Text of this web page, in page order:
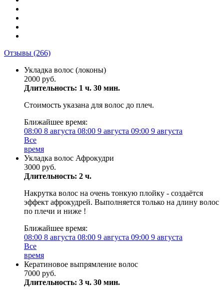
Отзывы (266)
Укладка волос (локоны)
2000 руб.
Длительность: 1 ч. 30 мин.
Стоимость указана для волос до плеч.
Ближайшее время:
08:00 8 августа 08:00 9 августа 09:00 9 августа
Все
время
Укладка волос Афрокудри
3000 руб.
Длительность: 2 ч.
Накрутка волос на очень тонкую плойку - создаётся
эффект афрокудрей. Выполняется только на длину волос
по плечи и ниже !
Ближайшее время:
08:00 8 августа 08:00 9 августа 09:00 9 августа
Все
время
Кератиновое выпрямление волос
7000 руб.
Длительность: 3 ч. 30 мин.